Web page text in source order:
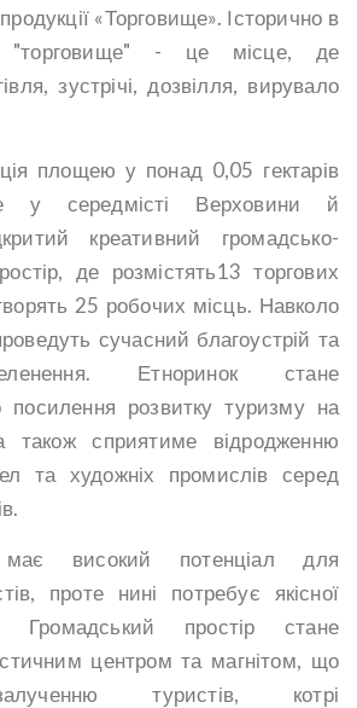
«Торговище». Історично в
"торговище" - це місце, де
зустрічі, дозвілля, вирувало
площею у понад 0,05 гектарів
у середмісті Верховини й
креативний громадсько-
де розмістять13 торгових
25 робочих місць. Навколо
сучасний благоустрій та
Етноринок стане
розвитку туризму на
також сприятиме відродженню
та художніх промислів серед
має високий потенціал для
проте нині потребує якісної
Громадський простір стане
центром та магнітом, що
туристів, котрі